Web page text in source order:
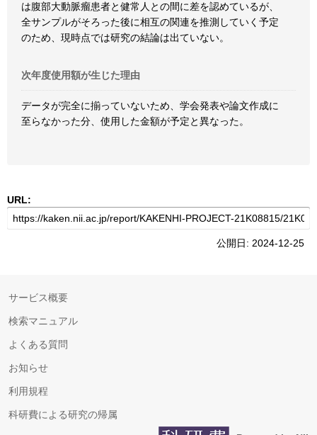
は腹部大動脈瘤患者と健常人との間に差を認めているが、
全サンプルがそろった後に相互の関連を推測していく予定
のため、現時点では研究の結論は出ていない。
次年度使用額が生じた理由
データが完全に揃っていないため、学会発表や論文作成に
至らなかった分、使用した金額が予定と異なった。
URL:
公開日: 2024-12-25
サービス概要
検索マニュアル
よくある質問
お知らせ
利用規程
科研費による研究の帰属